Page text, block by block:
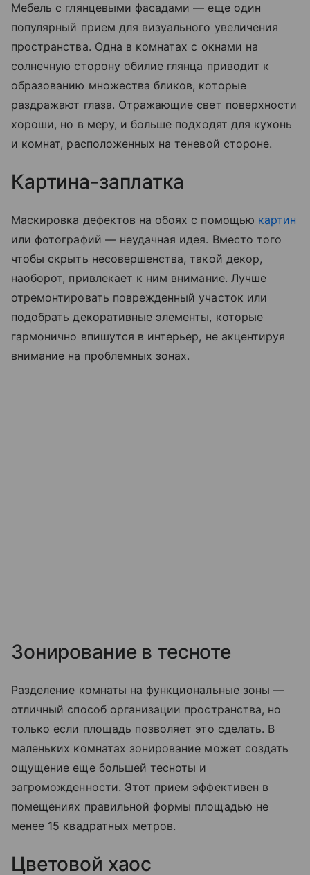
Мебель с глянцевыми фасадами — еще один
популярный прием для визуального увеличения
пространства. Одна в комнатах с окнами на
солнечную сторону обилие глянца приводит к
образованию множества бликов, которые
раздражают глаза. Отражающие свет поверхности
хороши, но в меру, и больше подходят для кухонь
и комнат, расположенных на теневой стороне.
Картина-заплатка
Маскировка дефектов на обоях с помощью картин
или фотографий — неудачная идея. Вместо того
чтобы скрыть несовершенства, такой декор,
наоборот, привлекает к ним внимание. Лучше
отремонтировать поврежденный участок или
подобрать декоративные элементы, которые
гармонично впишутся в интерьер, не акцентируя
внимание на проблемных зонах.
Зонирование в тесноте
Разделение комнаты на функциональные зоны —
отличный способ организации пространства, но
только если площадь позволяет это сделать. В
маленьких комнатах зонирование может создать
ощущение еще большей тесноты и
загроможденности. Этот прием эффективен в
помещениях правильной формы площадью не
менее 15 квадратных метров.
Цветовой хаос